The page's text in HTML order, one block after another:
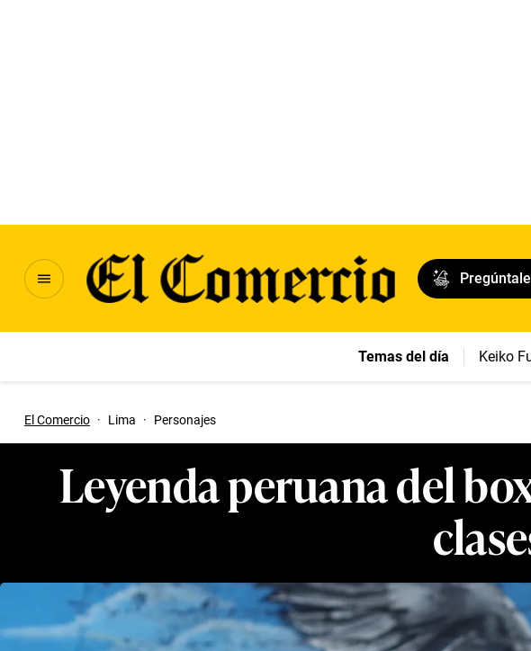
Temas del día Keiko
El Comercio · Lima · Personajes
Leyenda peruana del